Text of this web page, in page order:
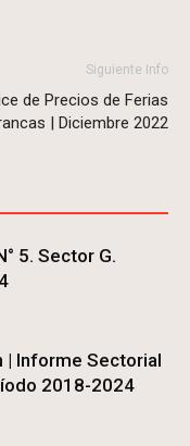
Siguiente Info
de Precios de Ferias
| Diciembre 2022
5. Sector G.
| Informe Sectorial
2018-2024